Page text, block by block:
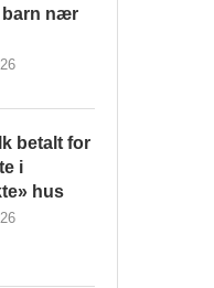
barn nær
betalt for
i
hus